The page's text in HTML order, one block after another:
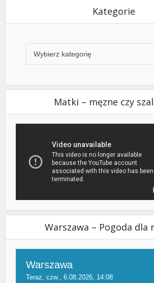
Kategorie
Matki – męzne czy
Warszawa – Pogoda dla